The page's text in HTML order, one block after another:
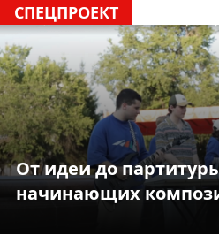
СПЕЦПРОЕКТ
От идеи до
начинающих